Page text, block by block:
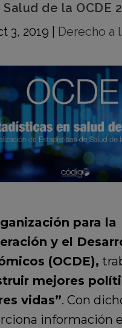
Salud de la OCDE
3, 2019
Derecho a
para la
y el
(OCDE),
mejores
vidas”. Con
información